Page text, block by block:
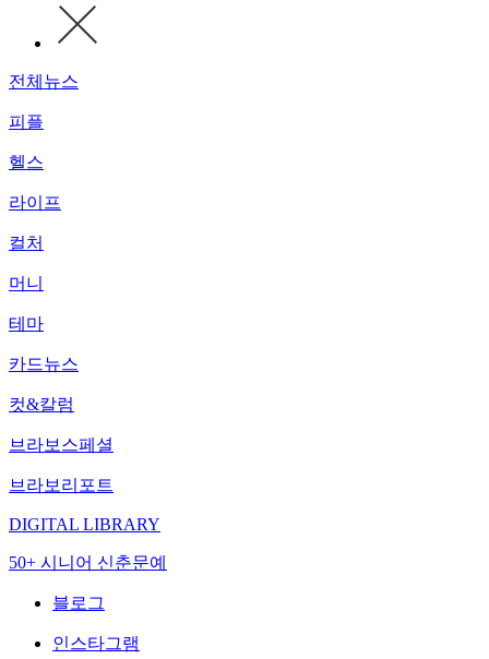
전체뉴스
피플
헬스
라이프
컬처
머니
테마
카드뉴스
컷&칼럼
브라보스페셜
브라보리포트
DIGITAL LIBRARY
50+ 시니어 신춘문예
블로그
인스타그램